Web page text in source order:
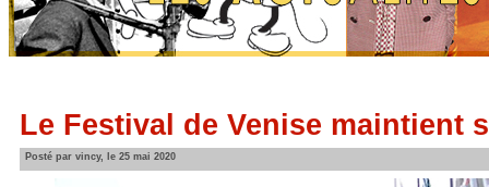
Le Festival de Venise maintient
Posté par vincy, le 25 mai 2020